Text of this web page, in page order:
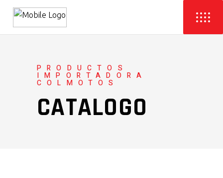
PRODUCTOS
IMPORTADORA
COLMOTOS
CATALOGO